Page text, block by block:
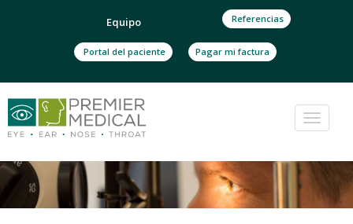
Equipo Referencias
Portal del paciente Pagar mi factura